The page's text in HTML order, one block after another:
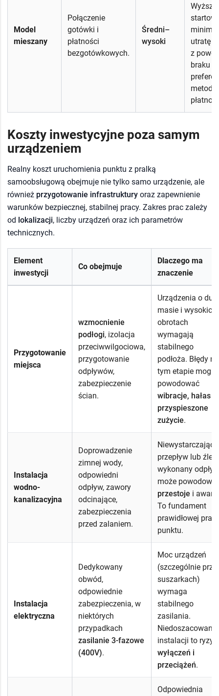
Model
mieszany
Połączenie
gotówki i
płatności
bezgotówkowych.
Średni–
wysoki
utratę
z
braku
metody
Koszty inwestycyjne poza samym
urządzeniem
Realny koszt uruchomienia punktu z pralką
samoobsługową obejmuje nie tylko samo urządzenie, ale
również przygotowanie infrastruktury oraz zapewnienie
warunków bezpiecznej, stabilnej pracy. Zakres prac zależy
od lokalizacji, liczby urządzeń oraz ich parametrów
technicznych.
Element
inwestycji
Co obejmuje
Dlaczego ma
znaczenie
Przygotowanie
miejsca
wzmocnienie
podłogi, izolacja
przeciwwilgociowa,
przygotowanie
odpływów,
zabezpieczenie
ścian.
Urządzenia o
masie i wysokich
obrotach
wymagają
stabilnego
podłoża. Błędy na
tym etapie mogą
powodować
wibracje, hałas i
przyspieszone
zużycie.
Instalacja
wodno-
kanalizacyjna
Doprowadzenie
zimnej wody,
odpowiedni
odpływ, zawory
odcinające,
zabezpieczenia
przed zalaniem.
Niewystarczający
przepływ lub źle
wykonany odpływ
może
przestoje i
To fundament
prawidłowej
punktu.
Instalacja
elektryczna
Dedykowany
obwód,
odpowiednie
zabezpieczenia, w
niektórych
przypadkach
zasilanie 3-fazowe
(400V).
Moc urządzeń
(szczególnie przy
suszarkach)
wymaga
stabilnego
zasilania.
Niedoszacowanie
instalacji to
wyłączeń i
przeciążeń.
Odpowiednia